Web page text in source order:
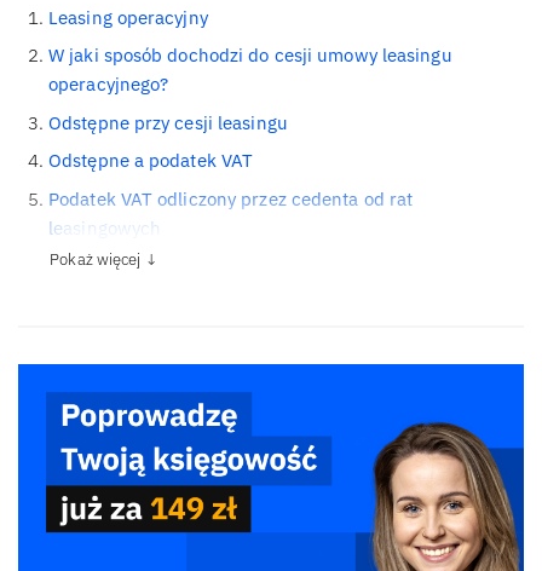
Leasing operacyjny
W jaki sposób dochodzi do cesji umowy leasingu
operacyjnego?
Odstępne przy cesji leasingu
Odstępne a podatek VAT
Podatek VAT odliczony przez cedenta od rat
leasingowych
Pokaż więcej ↓